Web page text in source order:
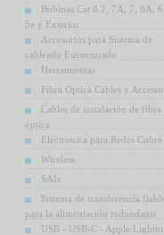
Bobinas Cat 8.2, 7A, 7, 6A,
5e y Exterior
Accesorios para Sistema de
cableado Estructurado
Herramientas
Fibra Optica Cables y
Cables de instalación de fibra
óptica
Electronica para Redes Cobre
Wireless
SAIs
Sistema de transferencia fiable
para la alimentación redundante
USB - USB-C - Apple